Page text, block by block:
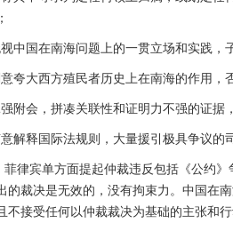
在南海问题上的一贯立场和实践，子
西方殖民者历史上在南海的作用，否
，拼凑关联性和证明力不强的证据
国际法规则，大量援引极具争议的司
宾单方面提起仲裁违反包括《公约》
的裁决是无效的，没有拘束力。中国在
不接受任何以仲裁裁决为基础的主张和